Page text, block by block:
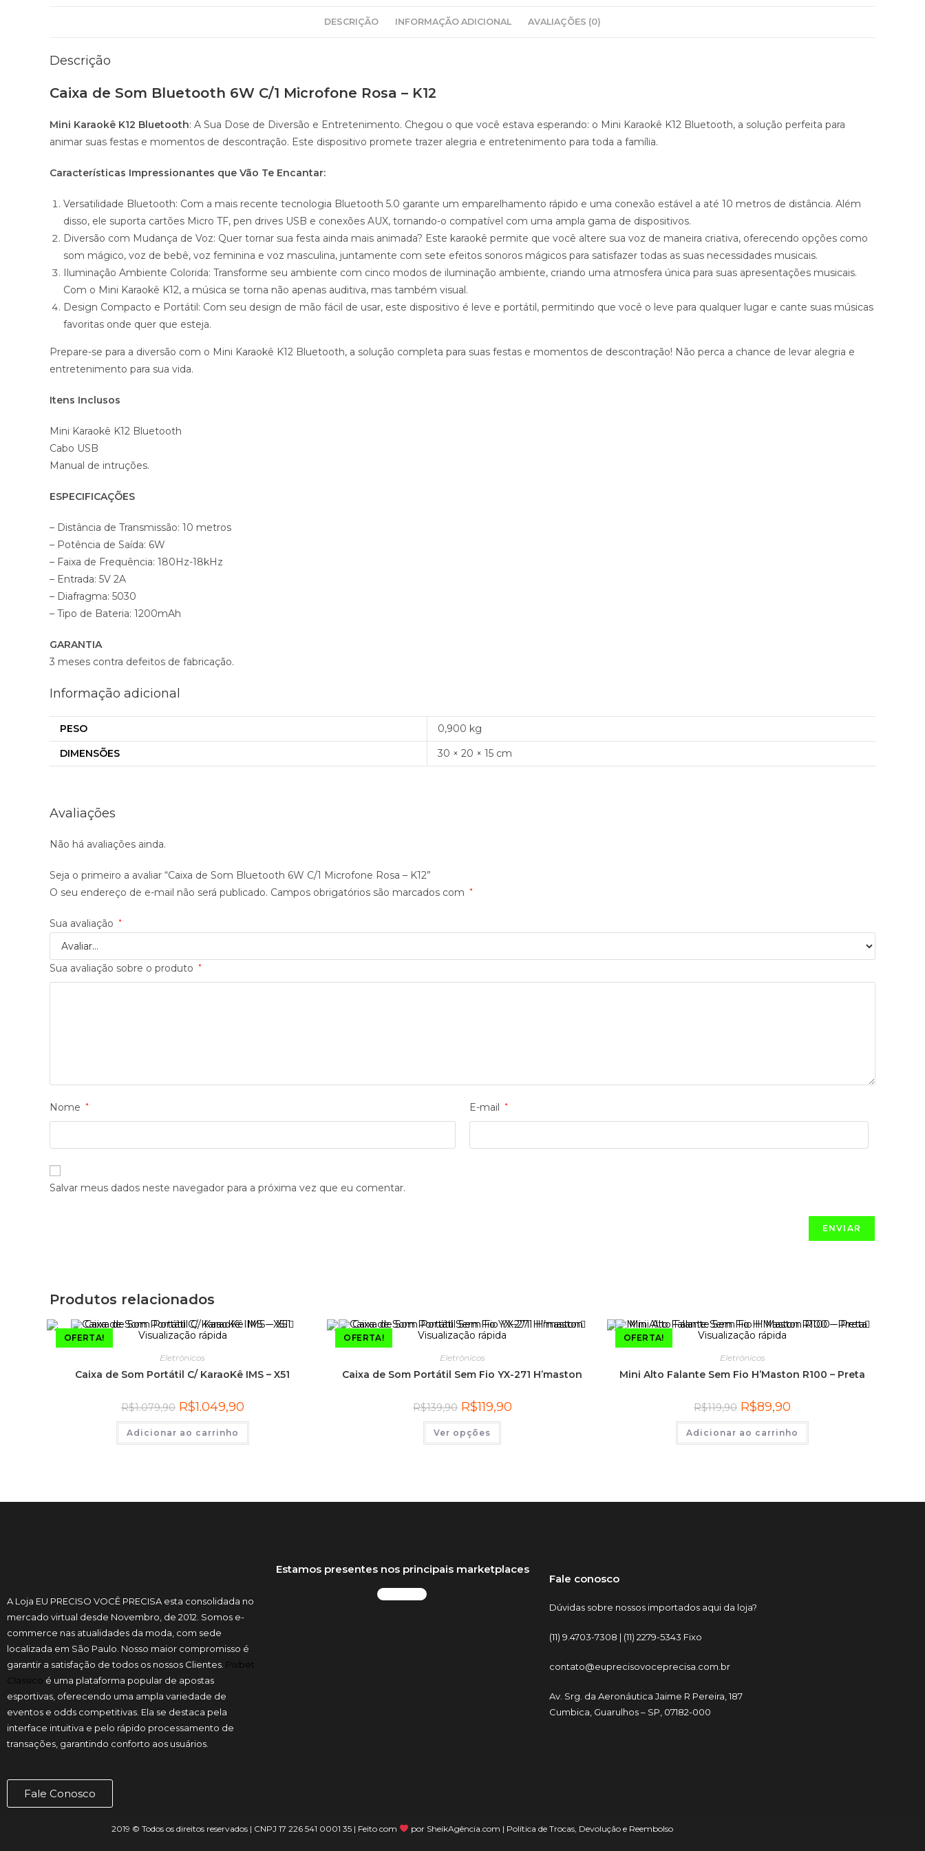
DESCRIÇÃO INFORMAÇÃO ADICIONAL AVALIAÇÕES (0)
Descrição
Caixa de Som Bluetooth 6W C/1 Microfone Rosa – K12
Mini Karaokê K12 Bluetooth: A Sua Dose de Diversão e Entretenimento. Chegou o que você estava esperando: o Mini Karaokê K12 Bluetooth, a solução perfeita para
animar suas festas e momentos de descontração. Este dispositivo promete trazer alegria e entretenimento para toda a família.
Características Impressionantes que Vão Te Encantar:
Versatilidade Bluetooth: Com a mais recente tecnologia Bluetooth 5.0 garante um emparelhamento rápido e uma conexão estável a até 10 metros de distância. Além
disso, ele suporta cartões Micro TF, pen drives USB e conexões AUX, tornando-o compatível com uma ampla gama de dispositivos.
Diversão com Mudança de Voz: Quer tornar sua festa ainda mais animada? Este karaokê permite que você altere sua voz de maneira criativa, oferecendo opções como
som mágico, voz de bebê, voz feminina e voz masculina, juntamente com sete efeitos sonoros mágicos para satisfazer todas as suas necessidades musicais.
Iluminação Ambiente Colorida: Transforme seu ambiente com cinco modos de iluminação ambiente, criando uma atmosfera única para suas apresentações musicais.
Com o Mini Karaokê K12, a música se torna não apenas auditiva, mas também visual.
Design Compacto e Portátil: Com seu design de mão fácil de usar, este dispositivo é leve e portátil, permitindo que você o leve para qualquer lugar e cante suas músicas
favoritas onde quer que esteja.
Prepare-se para a diversão com o Mini Karaokê K12 Bluetooth, a solução completa para suas festas e momentos de descontração! Não perca a chance de levar alegria e
entretenimento para sua vida.
Itens Inclusos
Mini Karaokê K12 Bluetooth
Cabo USB
Manual de intruções.
ESPECIFICAÇÕES
– Distância de Transmissão: 10 metros
– Potência de Saída: 6W
– Faixa de Frequência: 180Hz-18kHz
– Entrada: 5V 2A
– Diafragma: 5030
– Tipo de Bateria: 1200mAh
GARANTIA
3 meses contra defeitos de fabricação.
Informação adicional
PESO
0,900 kg
DIMENSÕES
30 × 20 × 15 cm
Avaliações
Não há avaliações ainda.
Seja o primeiro a avaliar “Caixa de Som Bluetooth 6W C/1 Microfone Rosa – K12”
O seu endereço de e-mail não será publicado. Campos obrigatórios são marcados com *
Sua avaliação *
Sua avaliação sobre o produto *
Nome * E-mail *
Salvar meus dados neste navegador para a próxima vez que eu comentar.
Produtos relacionados
OFERTA! Visualização rápida
Eletrônicos
Caixa de Som Portátil C/ KaraoKê IMS – X51
R$1.079,90 R$1.049,90
Adicionar ao carrinho
OFERTA! Visualização rápida
Eletrônicos
Caixa de Som Portátil Sem Fio YX-271 H’maston
R$139,90 R$119,90
Ver opções
OFERTA! Visualização rápida
Eletrônicos
Mini Alto Falante Sem Fio H’Maston R100 – Preta
R$119,90 R$89,90
Adicionar ao carrinho
A Loja EU PRECISO VOCÊ PRECISA esta consolidada no
mercado virtual desde Novembro, de 2012. Somos e-
commerce nas atualidades da moda, com sede
localizada em São Paulo. Nosso maior compromisso é
garantir a satisfação de todos os nossos Clientes. Pixbet
Classico é uma plataforma popular de apostas
esportivas, oferecendo uma ampla variedade de
eventos e odds competitivas. Ela se destaca pela
interface intuitiva e pelo rápido processamento de
transações, garantindo conforto aos usuários.
Fale Conosco
Estamos presentes nos principais marketplaces
Fale conosco
Dúvidas sobre nossos importados aqui da loja?
(11) 9.4703-7308 | (11) 2279-5343 Fixo
contato@euprecisovoceprecisa.com.br
Av. Srg. da Aeronáutica Jaime R Pereira, 187
Cumbica, Guarulhos – SP, 07182-000
2019 © Todos os direitos reservados | CNPJ 17 226 541 0001 35 | Feito com por SheikAgência.com | Política de Trocas, Devolução e Reembolso